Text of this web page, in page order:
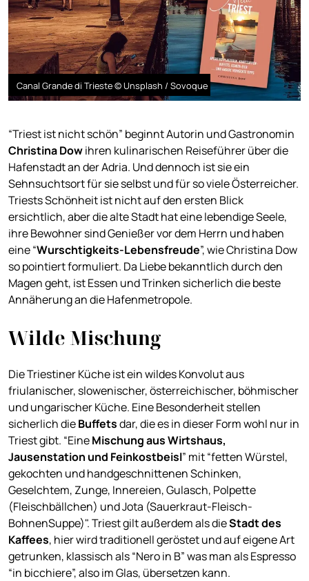
Canal Grande di Trieste © Unsplash / Sovoque
“Triest ist nicht schön” beginnt Autorin und Gastronomin
Christina Dowihren kulinarischen Reiseführer über die
Hafenstadt an der Adria. Und dennoch ist sie ein
Sehnsuchtsort für sie selbst und für so viele Österreicher.
Triests Schönheit ist nicht auf den ersten Blick
ersichtlich, aber die alte Stadt hat eine lebendige Seele,
ihre Bewohner sind Genießer vor dem Herrn und haben
eine “Wurschtigkeits-Lebensfreude”, wie Christina Dow
so pointiert formuliert. Da Liebe bekanntlich durch den
Magen geht, ist Essen und Trinken sicherlich die beste
Annäherung an die Hafenmetropole.
Wilde Mischung
Die Triestiner Küche ist ein wildes Konvolut aus
friulanischer, slowenischer, österreichischer, böhmischer
und ungarischer Küche. Eine Besonderheit stellen
sicherlich dieBuffetsdar, die es in dieser Form wohl nur in
Triest gibt. “EineMischung aus Wirtshaus,
Jausenstation und Feinkostbeisl” mit “fetten Würstel,
gekochten und handgeschnittenen Schinken,
Geselchtem, Zunge, Innereien, Gulasch, Polpette
(Fleischbällchen) und Jota (Sauerkraut-Fleisch-
BohnenSuppe)". Triest gilt außerdem als dieStadt des
Kaffees, hier wird traditionell geröstet und auf eigene Art
getrunken, klassisch als “Nero in B” was man als Espresso
“in bicchiere”, also im Glas, übersetzen kann.